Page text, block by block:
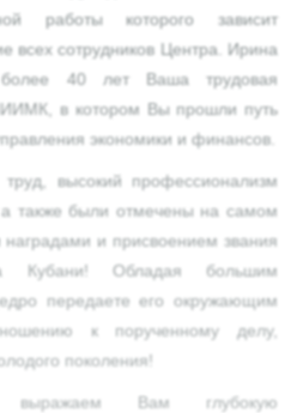
работы которого зависит
всех сотрудников Центра. Ирина
40 лет Ваша трудовая
в котором Вы прошли путь
экономики и финансов.
высокий профессионализм
а также были отмечены на самом
и присвоением звания
Кубани! Обладая большим
передаете его окружающим
к порученному делу,
поколения!
выражаем Вам глубокую